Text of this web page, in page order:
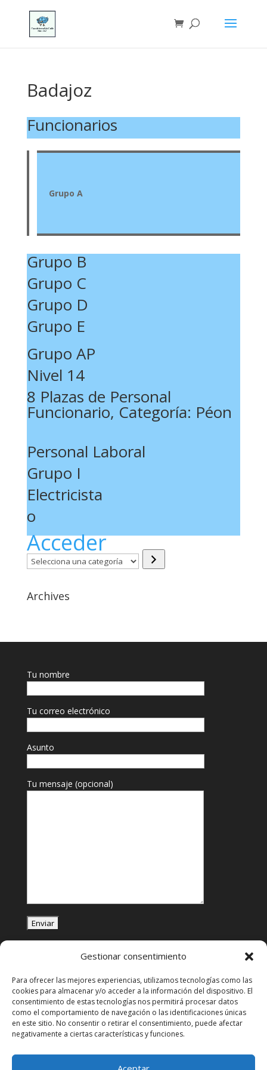
Gestionar consentimiento
Para ofrecer las mejores experiencias, utilizamos tecnologías como las
cookies para almacenar y/o acceder a la información del dispositivo. El
consentimiento de estas tecnologías nos permitirá procesar datos
como el comportamiento de navegación o las identificaciones únicas
en este sitio. No consentir o retirar el consentimiento, puede afectar
negativamente a ciertas características y funciones.
Badajoz
Funcionarios
Grupo A
Grupo B
Grupo C
Grupo D
Grupo E
Grupo AP
Nivel 14
8 Plazas de Personal
Funcionario, Categoría: Péon
Personal Laboral
Grupo I
Electricista
o
Acceder
Selecciona
una
Archives
Tu nombre
Tu correo electrónico
Asunto
Tu mensaje (opcional)